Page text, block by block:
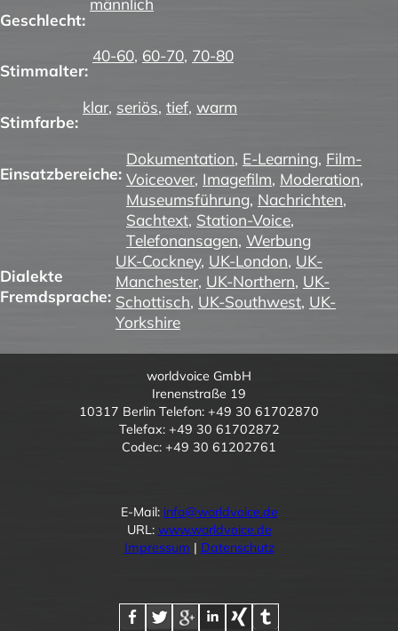
Geschlecht:
männlich
Stimmalter:
40-60, 60-70, 70-80
Stimfarbe:
klar, seriös, tief, warm
Einsatzbereiche:
Dokumentation, E-Learning, Film-
Voiceover, Imagefilm, Moderation,
Museumsführung, Nachrichten,
Sachtext, Station-Voice,
Telefonansagen, Werbung
Dialekte
Fremdsprache:
UK-Cockney, UK-London, UK-
Manchester, UK-Northern, UK-
Schottisch, UK-Southwest, UK-
Yorkshire
worldvoice GmbH
Irenenstraße 19
10317 Berlin Telefon: +49 30 61702870
Telefax: +49 30 61702872
Codec: +49 30 61202761
E-Mail: info@worldvoice.de
URL: www.worldvoice.de
Impressum | Datenschutz